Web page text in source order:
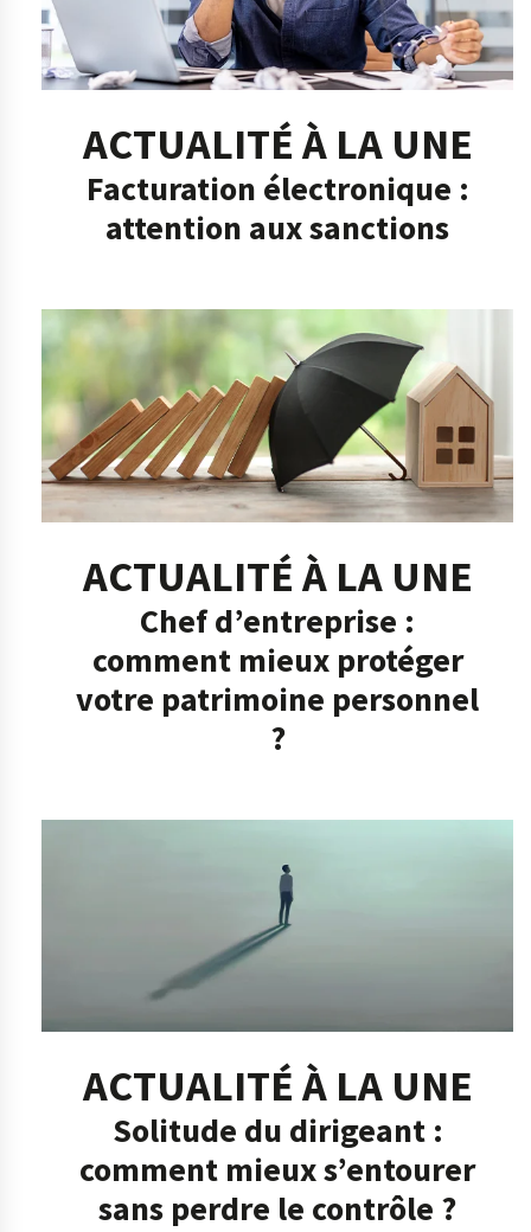
ACTUALITÉ À LA UNE
Facturation électronique :
attention aux sanctions
ACTUALITÉ À LA UNE
Chef d’entreprise :
comment mieux protéger
votre patrimoine personnel
?
ACTUALITÉ À LA UNE
Solitude du dirigeant :
comment mieux s’entourer
sans perdre le contrôle ?